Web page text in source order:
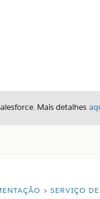
Mais detalhes
SERVIÇO